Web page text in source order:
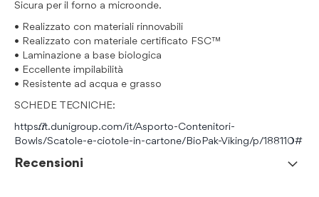
Sicura per il forno a microonde.
• Realizzato con materiali rinnovabili
• Realizzato con materiale certificato FSC™
• Laminazione a base biologica
• Eccellente impilabilità
• Resistente ad acqua e grasso
SCHEDE TECNICHE:
https://it.dunigroup.com/it/Asporto-Contenitori-
Bowls/Scatole-e-ciotole-in-cartone/BioPak-Viking/p/188110#
Recensioni